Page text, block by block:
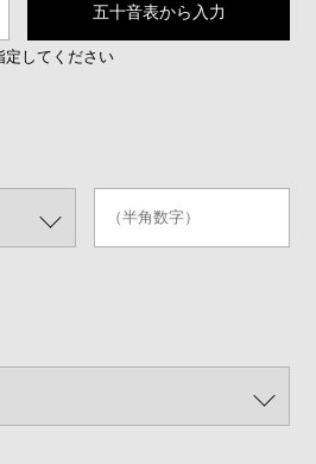
五十音表から入力
定してください